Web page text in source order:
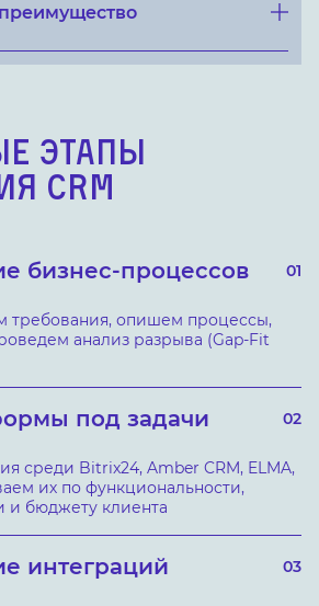
ЭТАПЫ
CRM
бизнес-процессов 01
требования, опишем процессы,
анализ разрыва (Gap-Fit
под задачи 02
среди Bitrix24, Amber CRM, ELMA,
их по функциональности,
и бюджету клиента
интеграций 03